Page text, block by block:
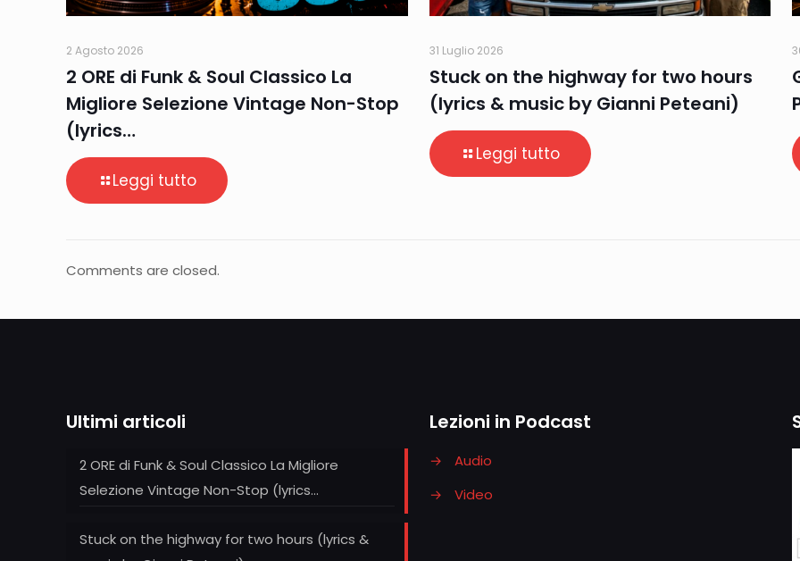
2 Agosto 2026
2 ORE di Funk & Soul Classico La
Migliore Selezione Vintage Non-Stop
(lyrics…
Leggi tutto
31 Luglio 2026
Stuck on the highway for two hours
(lyrics & music by Gianni Peteani)
Leggi tutto
Comments are closed.
Ultimi articoli
2 ORE di Funk & Soul Classico La Migliore
Selezione Vintage Non-Stop (lyrics…
Stuck on the highway for two hours (lyrics &
Lezioni in Podcast
→
Audio
→
Video